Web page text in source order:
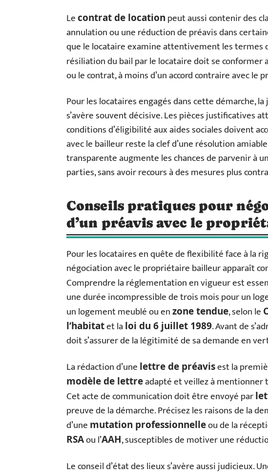
Lecontrat de location peut aussi contenir des
annulation ou une réduction de préavis dans
que le locataire examine attentivement les termes
résiliation du bail par le locataire doit se conformer
ou le contrat, à moins d’un accord contraire avec le
Pour les locataires engagés dans cette démarche,
s’avère souvent décisive. Les pièces justificatives
conditions d’éligibilité aux aides sociales doivent
avec le bailleur reste la clef d’une résolution
transparente augmente les chances de parvenir à
parties, sans avoir recours à des mesures plus
Conseils pratiques pour
d’un préavis avec le
Pour les locataires en quête de flexibilité face à la
négociation avec le propriétaire bailleur apparaît
Comprendre la réglementation en vigueur est
une durée incompressible de trois mois pour un
un logement meublé ou enzone tendue, selon le
l’habitatet laloi du 6 juillet 1989. Avant de
doit s’assurer de la légitimité de sa demande en
La rédaction d’une lettre de préavisest la
modèle de lettreadapté et veillez à
Cet acte de communication doit être envoyé par
preuve de la démarche. Précisez les raisons de la
d’une mutation professionnelleou de la
RSAou l’AAH, susceptibles de motiver une
Le conseil d’état des lieux s’avère aussi judicieux.